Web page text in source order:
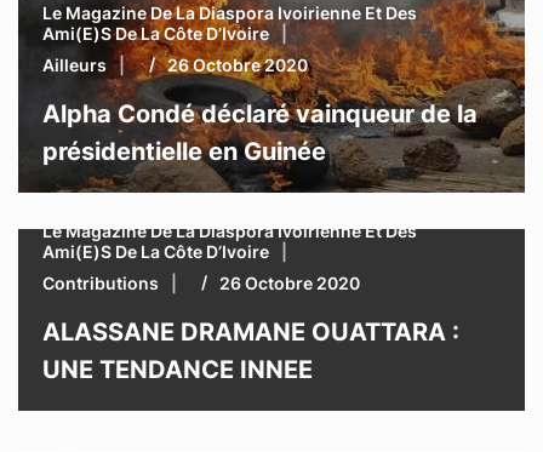
Le Magazine De La Diaspora Ivoirienne Et Des
Ami(e)s De La Côte D’Ivoire
Ailleurs
26 Octobre 2020
Alpha Condé déclaré vainqueur de la
présidentielle en Guinée
Le Magazine De La Diaspora Ivoirienne Et Des
Ami(e)s De La Côte D’Ivoire
Contributions
26 Octobre 2020
ALASSANE DRAMANE OUATTARA :
UNE TENDANCE INNEE